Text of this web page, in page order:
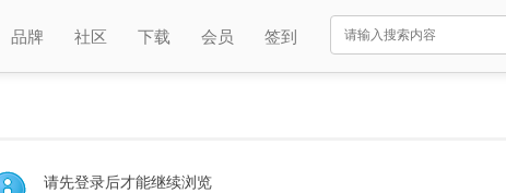
品牌 社区 下载 会员 签到
请先登录后才能继续浏览